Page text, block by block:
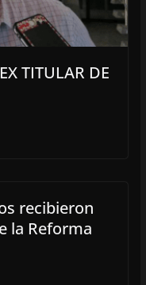
TITULAR DE
recibieron
la Reforma